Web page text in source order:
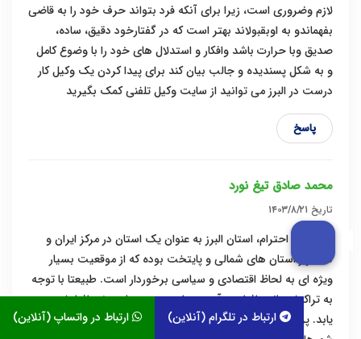
لازم وضروری است، زیرا برای آنکه فرد بتواند حرف خود را به قاضی
بفهماندو به اوبقبولاند بهتر است که در گفتارخود دقیق، ساده،
صدیق وبا حرارت باشد وافکار و استدلال های خود را با وضوع کامل
و به شکل پسندیده و جالب بیان کند برای پیدا کردن یک وکیل کار
درست در البرز می توانید از سایت وکیل تلفنی کمک بگیرید
پاسخ
محمد صادق تیغ نورد
تاریخ ۱۴۰۳/۸/۲۱
با سلام و احترام، استان البرز به عنوان یک استان در مرکز ایران و
همجوار استان های شمالی و پایتخت بوده که از موقعیت بسیار
ویژه ای به لحاظ اقتصادی و سیاسی برخوردار است. طبیعتا با توجه
به تراکنش بالای افراد در آن ، میران جرم و جنایت نیز افزایش می
یابد. پرونده های بسیاری قطوری در کشور ما وجود دارد که مختص
ارتباط در واتساپ (آنلاین) ارتباط در تلگرام (آنلاین)